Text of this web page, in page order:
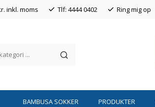
inkl. moms Tlf: 4444 0402 Ring mig op
BAMBUSA SOKKER PRODUKTER